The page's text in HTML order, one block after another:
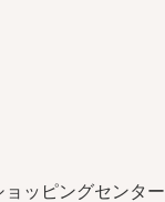
ョッピングセンター